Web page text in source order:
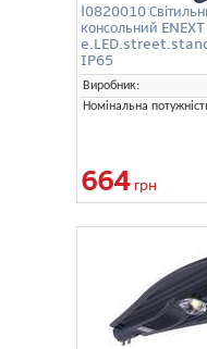
l0820010
консольний ENEXT
IP65
Виробник:
Номінальна
664грн